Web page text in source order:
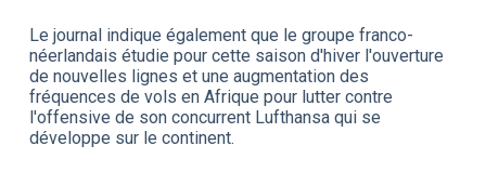
Le journal indique également que le groupe franco-
néerlandais étudie pour cette saison d'hiver l'ouverture
de nouvelles lignes et une augmentation des
fréquences de vols en Afrique pour lutter contre
l'offensive de son concurrent Lufthansa qui se
développe sur le continent.